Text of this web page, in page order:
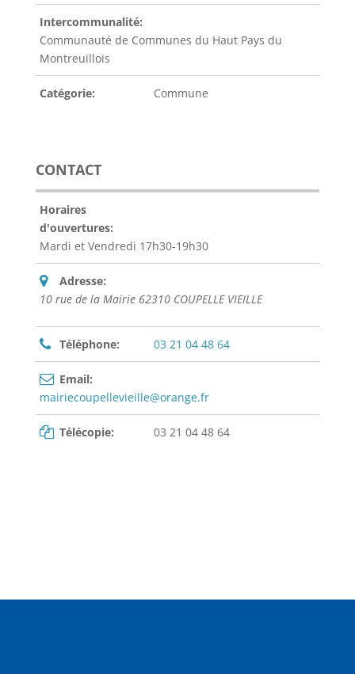
Intercommunalité:
Communauté de Communes du Haut Pays du
Montreuillois
Catégorie: Commune
CONTACT
Horaires
d'ouvertures:
Mardi et Vendredi 17h30-19h30
Adresse:
10 rue de la Mairie 62310 COUPELLE VIEILLE
Téléphone: 03 21 04 48 64
Email:
mairiecoupellevieille@orange.fr
Télécopie: 03 21 04 48 64